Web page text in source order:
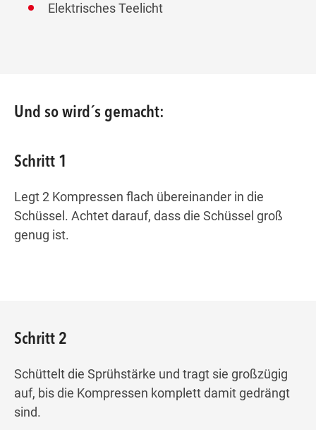
Elektrisches Teelicht
Und so wird´s gemacht:
Schritt 1
Legt 2 Kompressen flach übereinander in die
Schüssel. Achtet darauf, dass die Schüssel groß
genug ist.
Schritt 2
Schüttelt die Sprühstärke und tragt sie großzügig
auf, bis die Kompressen komplett damit gedrängt
sind.